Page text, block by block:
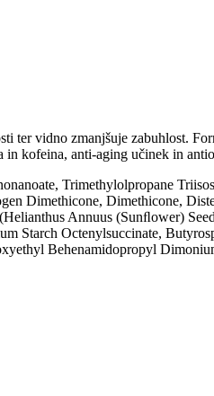
vidno zmanjšuje zabuhlost.
kofeina, anti-aging učinek in
Trimethylolpropane
Dimethicone, Dimethicone,
Annuus (Sunﬂower)
Starch Octenylsuccinate,
Behenamidopropyl